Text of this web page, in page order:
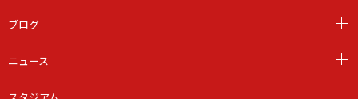
ブログ
ニュース